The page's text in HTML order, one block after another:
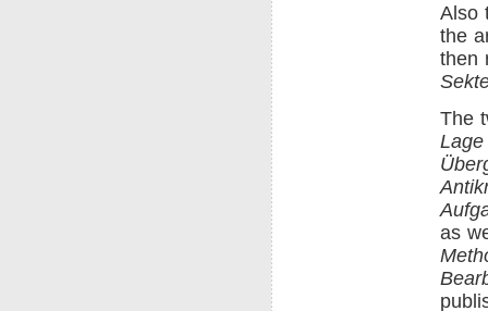
Also
the
then
The
as